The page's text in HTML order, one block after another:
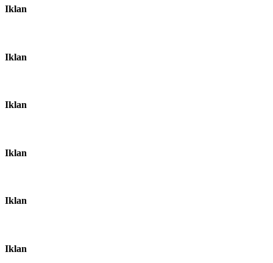
Iklan
Iklan
Iklan
Iklan
Iklan
Iklan